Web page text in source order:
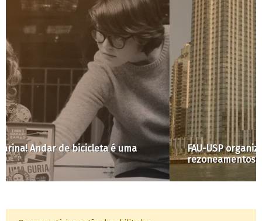
FAU-USP organiza seminário sobre
rezoneamentos em NY em diálogo com São Paulo